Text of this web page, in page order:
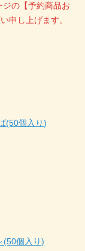
の【予約商品お
申し上げます。
(50個入り)
(50個入り)